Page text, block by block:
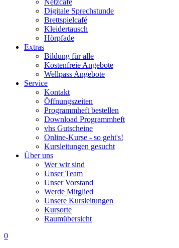
Netzcafé
Digitale Sprechstunde
Brettspielcafé
Kleidertausch
Hörpfade
Extras
Bildung für alle
Kostenfreie Angebote
Wellpass Angebote
Service
Kontakt
Öffnungszeiten
Programmheft bestellen
Download Programmheft
vhs Gutscheine
Online-Kurse - so geht's!
Kursleitungen gesucht
Über uns
Wer wir sind
Unser Team
Unser Vorstand
Werde Mitglied
Unsere Kursleitungen
Kursorte
Raumübersicht
0